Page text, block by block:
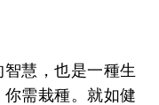
慧，也是一種生
需栽種。就如健